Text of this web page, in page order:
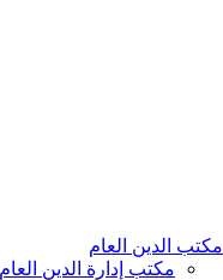
مكتب الدين العام
مكتب إدارة الدين العام